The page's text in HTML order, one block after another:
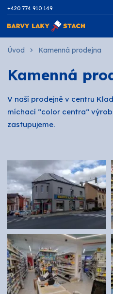
+420 774 910 149
Dřevo
Kov
Malířské
AUTOMOTIVE
SPREJE
Technické kapaliny
Tmely a lepidla
Štětce, válečky, nářadí
Omítky a zatepení
Úvod Kamenná prodejna
Kamenná
V naší prodejně v centru
míchací “color centra“
zastupujeme.